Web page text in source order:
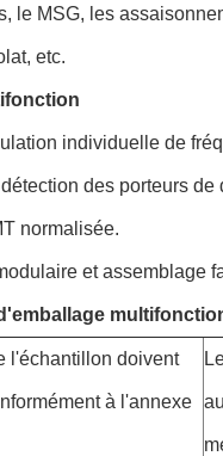
le MSG, les
etc.
individuelle de
des porteurs
normalisée.
et assemblage
l'échantillon doivent
à l'annexe